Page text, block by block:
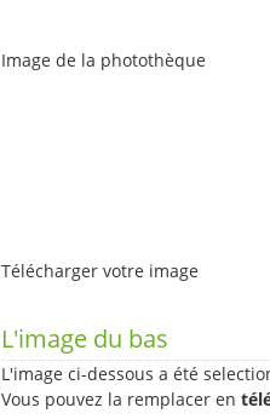
Image de la photothèque
Télécharger votre image
L'image du bas
L'image ci-dessous a été
Vous pouvez la remplacer en